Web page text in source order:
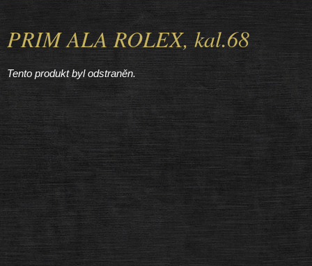
PRIM ALA ROLEX, kal.68
Tento produkt byl odstraněn.